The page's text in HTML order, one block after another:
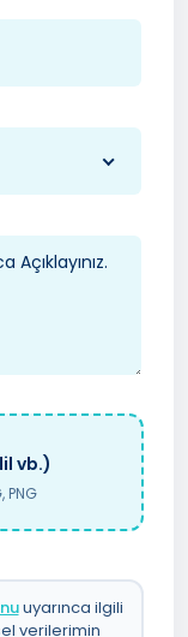
vb.)
PNG
uyarınca ilgili
verilerimin